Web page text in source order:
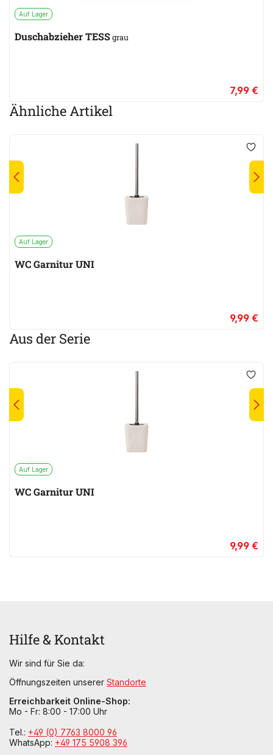
Auf Lager
Duschabzieher TESSgrau
7,99 €
Ähnliche Artikel
Auf Lager
WC Garnitur UNI
9,99 €
Aus der Serie
Auf Lager
WC Garnitur UNI
9,99 €
Hilfe & Kontakt
Wir sind für Sie da:
Öffnungszeiten unserer Standorte
Erreichbarkeit Online-Shop:
Mo - Fr: 8:00 - 17:00 Uhr
Tel.: +49 (0) 7763 8000 96
WhatsApp: +49 175 5908 396